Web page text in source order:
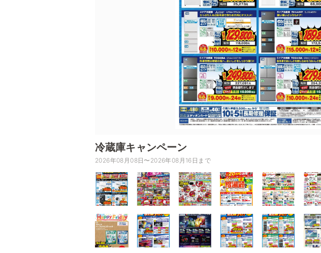
冷蔵庫キャンペーン
2026年08月08日〜2026年08月16日まで